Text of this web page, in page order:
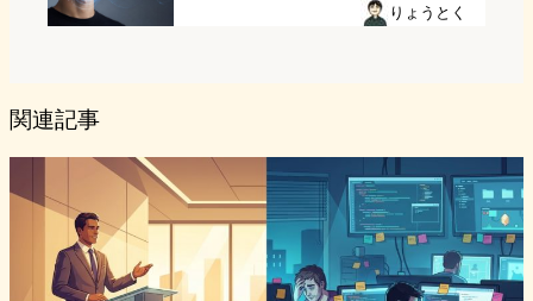
りょうとく
関連記事